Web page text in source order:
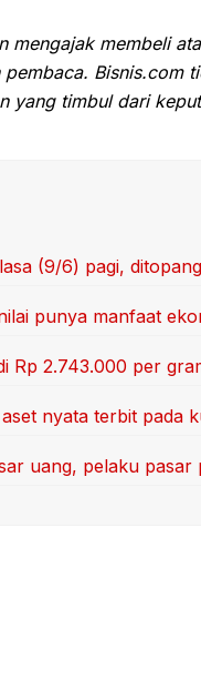
mengajak membeli
Bisnis.com
yang timbul dari
(9/6) pagi,
punya manfaat
Rp 2.743.000 per
nyata terbit pada
uang, pelaku pasar